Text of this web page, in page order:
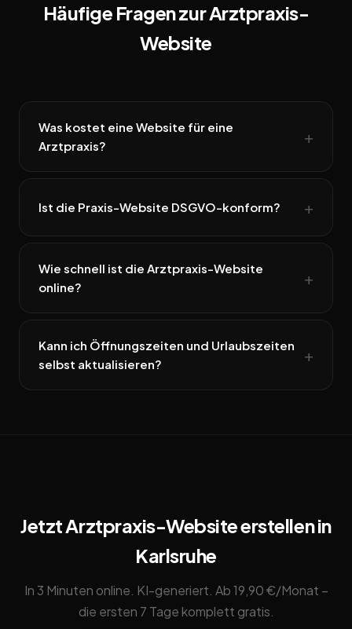
Häufige Fragen zur Arztpraxis-
Website
Was kostet eine Website für eine
Arztpraxis?
Ist die Praxis-Website DSGVO-konform?
Wie schnell ist die Arztpraxis-Website
online?
Kann ich Öffnungszeiten und Urlaubszeiten
selbst aktualisieren?
Jetzt Arztpraxis-Website erstellen in
Karlsruhe
In 3 Minuten online. KI-generiert. Ab 19,90 €/Monat –
die ersten 7 Tage komplett gratis.